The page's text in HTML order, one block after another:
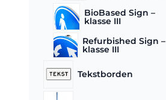
BioBased Sign –
klasse III
Refurbished Sign –
klasse III
Tekstborden